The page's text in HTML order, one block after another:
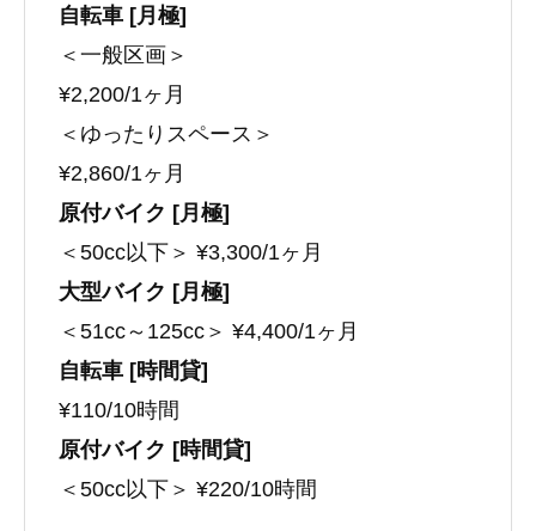
自転車 [月極]
＜一般区画＞
¥2,200/1ヶ月
＜ゆったりスペース＞
¥2,860/1ヶ月
原付バイク [月極]
＜50cc以下＞ ¥3,300/1ヶ月
大型バイク [月極]
＜51cc～125cc＞ ¥4,400/1ヶ月
自転車 [時間貸]
¥110/10時間
原付バイク [時間貸]
＜50cc以下＞ ¥220/10時間